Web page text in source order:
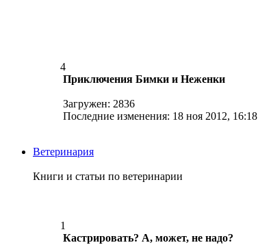
4
Приключения Бимки и Неженки
Загружен: 2836
Последние изменения: 18 ноя 2012, 16:18
Ветеринария
Книги и статьи по ветеринарии
1
Кастрировать? А, может, не надо?